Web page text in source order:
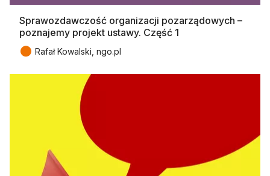
Sprawozdawczość organizacji pozarządowych –
poznajemy projekt ustawy. Część 1
● Rafał Kowalski, ngo.pl